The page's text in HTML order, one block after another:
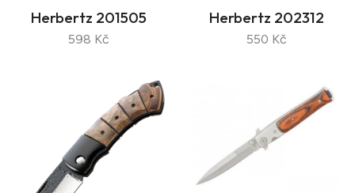
Herbertz 201505
598 Kč
Herbertz 202312
550 Kč